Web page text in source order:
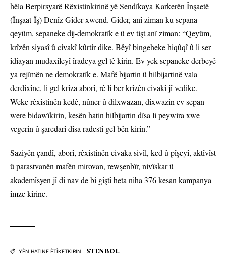
hêla Berpirsyarê Rêxistinkirinê yê Sendîkaya Karkerên Înşaetê
(Înşaat-Îş) Denîz Gîder xwend. Gîder, anî ziman ku sepana
qeyûm, sepaneke dij-demokratîk e û ev tişt anî ziman: “Qeyûm,
krîzên siyasî û civakî kûrtir dike. Bêyî bingeheke hiqûqî û li ser
îdiayan mudaxileyî îradeya gel tê kirin. Ev yek sepaneke derbeyê
ya rejîmên ne demokratîk e. Mafê bijartin û hilbijartinê vala
derdixîne, li gel krîza aborî, rê li ber krîzên civakî jî vedike.
Weke rêxistinên kedê, nûner û dilxwazan, dixwazin ev sepan
were bidawîkirin, kesên hatin hilbijartin dîsa li peywira xwe
vegerin û şaredarî dîsa radestî gel bên kirin.”
Saziyên çandî, aborî, rêxistinên civaka sivîl, ked û pîşeyî, aktîvîst
û parastvanên mafên mirovan, rewşenbîr, nivîskar û
akademîsyen jî di nav de bi giştî heta niha 376 kesan kampanya
îmze kirine.
YÊN HATINE ÊTÎKETKIRIN STENBOL